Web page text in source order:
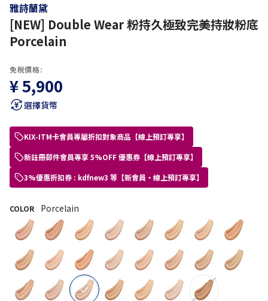
雅詩蘭黛
[NEW] Double Wear 粉持久極致完美持妝粉底
Porcelain
免稅價格:
¥ 5,900
選擇貨幣
KIX-ITM卡會員專屬折扣對象商品【線上預訂專享】
新註冊郵件會員專享 5%OFF 優惠券【線上預訂專享】
3%優惠折扣券 : kdfnew3 等【新會員・線上預訂專享】
COLOR Porcelain